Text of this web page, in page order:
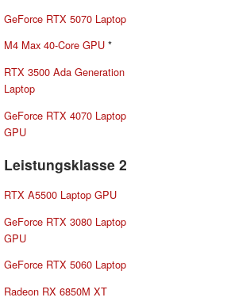
GeForce RTX 5070 Laptop
M4 Max 40-Core GPU *
RTX 3500 Ada Generation
Laptop
GeForce RTX 4070 Laptop
GPU
Leistungsklasse 2
RTX A5500 Laptop GPU
GeForce RTX 3080 Laptop
GPU
GeForce RTX 5060 Laptop
Radeon RX 6850M XT